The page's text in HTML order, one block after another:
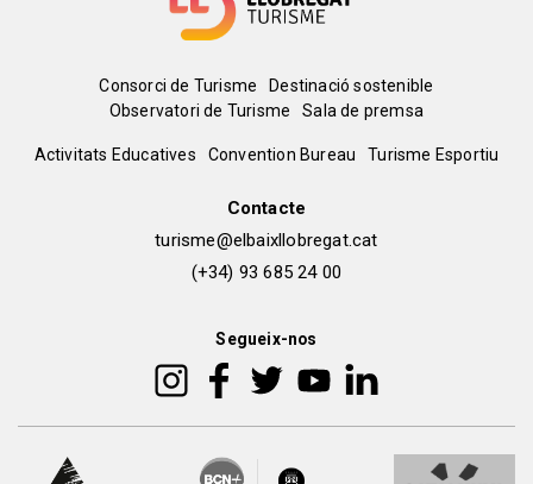
Menú
del
Consorci de Turisme
Destinació sostenible
Observatori de Turisme
Sala de premsa
Peu
Activitats Educatives Convention Bureau Turisme Esportiu
Contacte
turisme@elbaixllobregat.cat
(+34) 93 685 24 00
Segueix-nos